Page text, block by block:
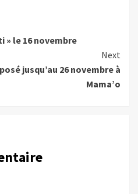
» le 16 novembre
Next
jusqu’au 26 novembre à
Mama’o